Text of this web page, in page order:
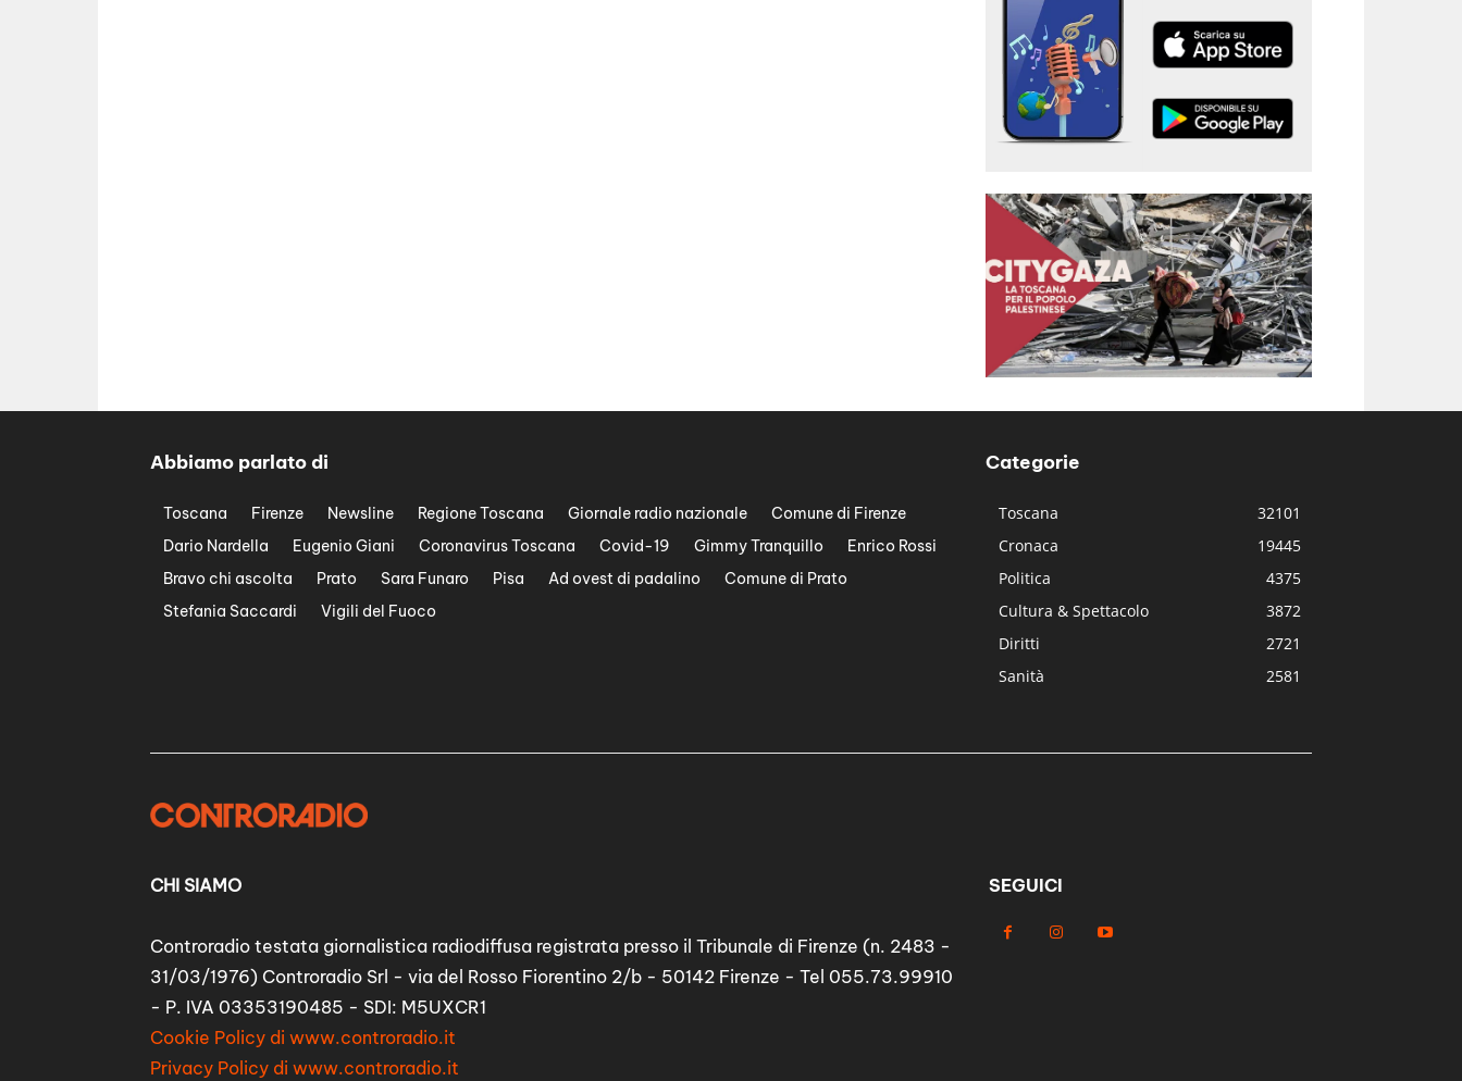
Abbiamo parlato di
Toscana Firenze Newsline Regione Toscana Giornale radio nazionale
Comune di Firenze
Dario Nardella
Eugenio Giani Coronavirus Toscana Covid-19 Gimmy Tranquillo
Enrico Rossi
Bravo chi ascolta
Prato Sara Funaro Pisa Ad ovest di padalino
Comune di Prato
Stefania Saccardi
Vigili del Fuoco
Categorie
Toscana
32101
Cronaca
19445
Politica
4375
Cultura & Spettacolo
3872
Diritti
2721
Sanità
2581
CHI SIAMO
Controradio testata giornalistica radiodiffusa registrata presso il Tribunale di Firenze (n. 2483 -
31/03/1976) Controradio Srl - via del Rosso Fiorentino 2/b - 50142 Firenze - Tel 055.73.99910
- P. IVA 03353190485 - SDI: M5UXCR1
Cookie Policy di www.controradio.it
Privacy Policy di www.controradio.it
SEGUICI